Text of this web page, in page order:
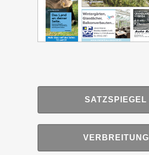
SATZSPIEGEL
VERBREITUNG